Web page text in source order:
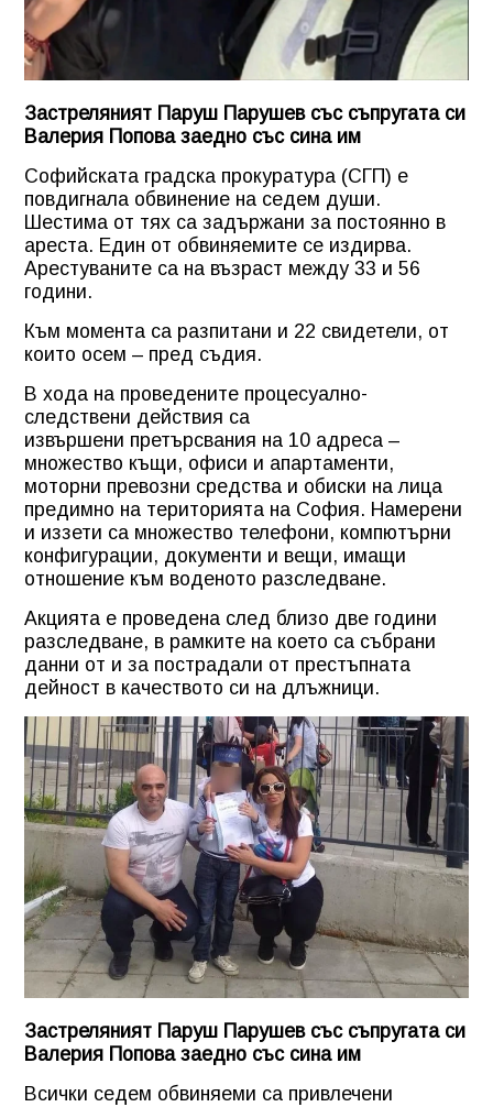
Застреляният Паруш Парушев със съпругата си
Валерия Попова заедно със сина им
Софийската градска прокуратура (СГП) е
повдигнала обвинение на седем души.
Шестима от тях са задържани за постоянно в
ареста. Един от обвиняемите се издирва.
Арестуваните са на възраст между 33 и 56
години.
Към момента са разпитани и 22 свидетели, от
които осем – пред съдия.
В хода на проведените процесуално-
следствени действия са
извършени претърсвания на 10 адреса –
множество къщи, офиси и апартаменти,
моторни превозни средства и обиски на лица
предимно на територията на София. Намерени
и иззети са множество телефони, компютърни
конфигурации, документи и вещи, имащи
отношение към воденото разследване.
Акцията е проведена след близо две години
разследване, в рамките на което са събрани
данни от и за пострадали от престъпната
дейност в качеството си на длъжници.
Застреляният Паруш Парушев със съпругата си
Валерия Попова заедно със сина им
Всички седем обвиняеми са привлечени